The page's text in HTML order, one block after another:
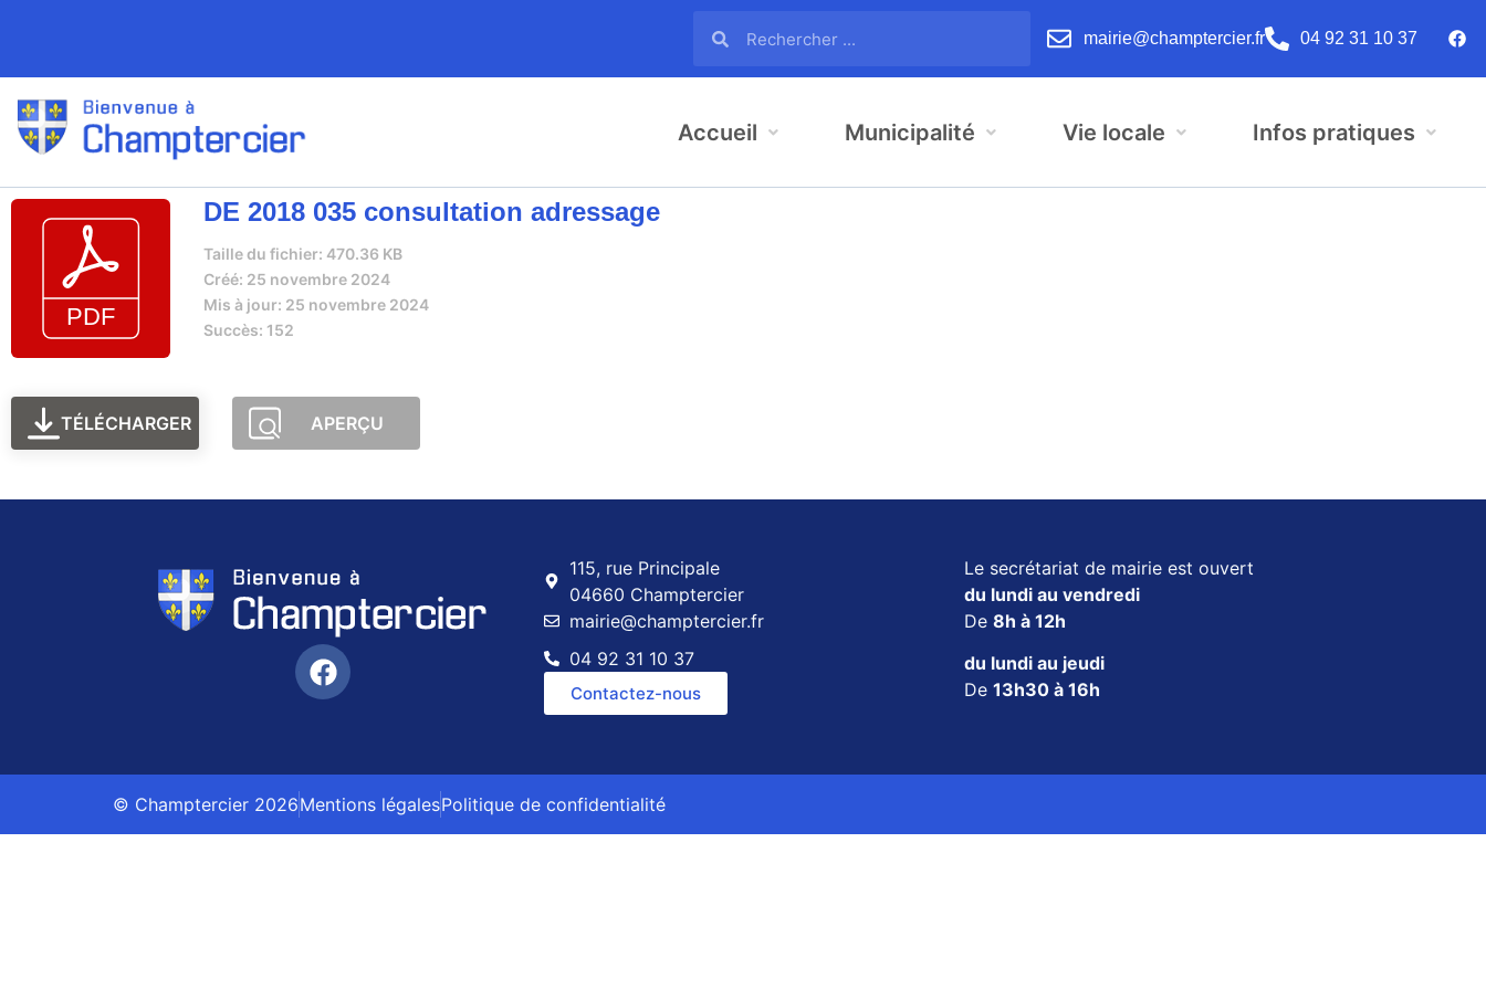
mairie@champtercier.fr 04 92 31 10 37
Accueil Municipalité Vie locale Infos pratiques
DE 2018 035 consultation adressage
Taille du fichier: 470.36 KB
Créé: 25 novembre 2024
Mis à jour: 25 novembre 2024
Succès: 152
TÉLÉCHARGER APERÇU
115, rue Principale
04660 Champtercier
mairie@champtercier.fr
04 92 31 10 37
Contactez-nous
Le secrétariat de mairie est ouvert
du lundi au vendredi
De 8h à 12h
du lundi au jeudi
De 13h30 à 16h
© Champtercier 2026Mentions légalesPolitique de confidentialité